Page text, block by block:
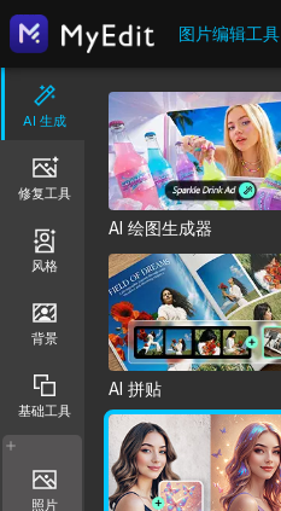
图片编辑工具
AI 生成
修复工具
风格
背景
基础工具
照片
AI 绘图生成器
AI 拼贴